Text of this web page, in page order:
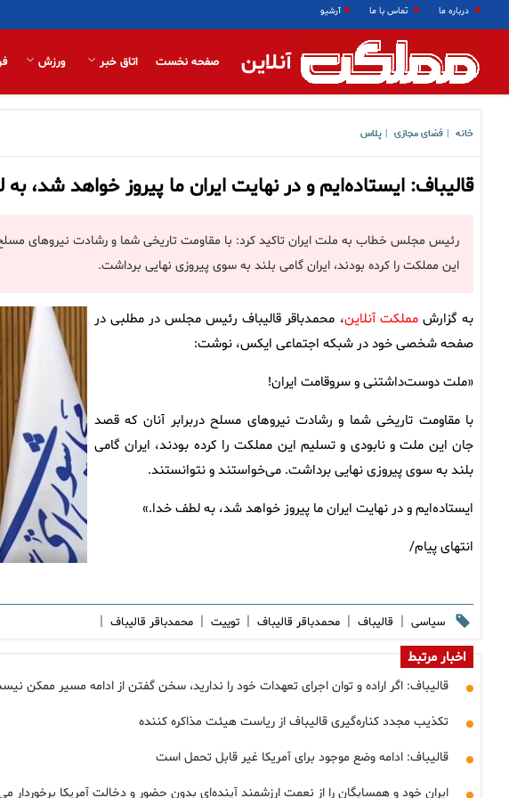
درباره ما تماس با ما آرشیو
آنلاین صفحه نخست اتاق خبر ورزش
خانه فضای مجازی پلاس
قالیباف: ‌ایستاده‌ایم و در نهایت ⁧‫ایران ما پیروز خواهد شد،
رئیس مجلس خطاب به ملت ایران تاکید کرد: با مقاومت تاریخی شما و رشادت نیروهای
این مملکت را کرده بودند، ایران گامی بلند به سوی پیروزی نهایی برداشت.
به گزارشمملکت آنلاین، محمدباقر قالیباف رئیس مجلس در مطلبی در
صفحه شخصی خود در شبکه اجتماعی ایکس، نوشت:
«ملت دوست‌داشتنی و سروقامت ایران!
‌با مقاومت تاریخی شما و رشادت نیروهای مسلح دربرابر آنان که قصد
جان این ملت و نابودی و تسلیم این مملکت را کرده بودند، ایران گامی
بلند به سوی پیروزی نهایی برداشت. می‌خواستند و نتوانستند.
‌ایستاده‌ایم و در نهایت ⁧‫ایران ما پیروز خواهد شد، به لطف خدا.»
انتهای پیام/
سیاسی | قالیباف | محمدباقر قالیباف | توییت | محمدباقر قاليباف |
اخبار مرتبط
قالیباف: اگر اراده و توان اجرای تعهدات خود را ندارید، سخن گفتن از ادامه مسیر ممکن
تکذیب مجدد کناره‌گیری قالیباف از ریاست هیئت‌ مذاکره کننده
قالیباف: ادامه وضع موجود برای آمریکا غیر قابل تحمل است
ایران خود و همسایگان را از نعمت ارزشمند آینده‌ای بدون حضور و دخالت آمریکا برخوردار